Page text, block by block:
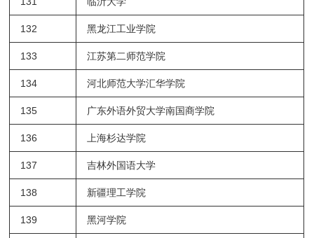
132 黑龙江工业学院
133 江苏第二师范学院
134 河北师范大学汇华学院
135 广东外语外贸大学南国商学院
136 上海杉达学院
137 吉林外国语大学
138 新疆理工学院
139 黑河学院